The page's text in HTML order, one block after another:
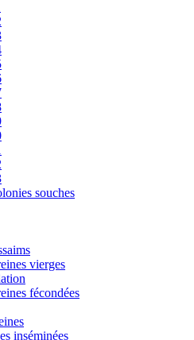
souches
vierges
fécondées
inséminées